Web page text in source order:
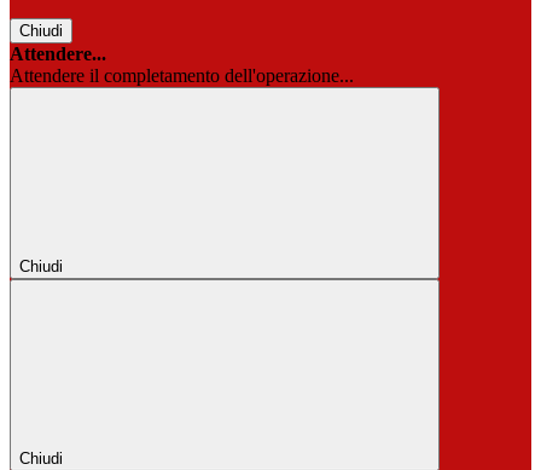
Chiudi
Attendere...
Attendere il completamento dell'operazione...
Chiudi
Chiudi